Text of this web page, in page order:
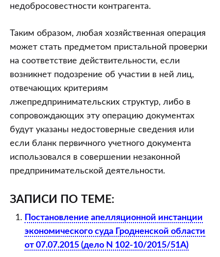
недобросовестности контрагента.
Таким образом, любая хозяйственная операция
может стать предметом пристальной проверки
на соответствие действительности, если
возникнет подозрение об участии в ней лиц,
отвечающих критериям
лжепредпринимательских структур, либо в
сопровождающих эту операцию документах
будут указаны недостоверные сведения или
если бланк первичного учетного документа
использовался в совершении незаконной
предпринимательской деятельности.
ЗАПИСИ ПО ТЕМЕ:
Постановление апелляционной инстанции
экономического суда Гродненской области
от 07.07.2015 (дело N 102-10/2015/51А)